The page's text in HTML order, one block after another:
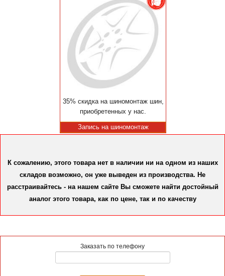
35% скидка на шиномонтаж шин,
приобретенных у нас.
Запись на шиномонтаж
К сожалению, этого товара нет в наличии ни на одном из наших
складов возможно, он уже выведен из производства. Не
расстраивайтесь - на нашем сайте Вы сможете найти достойный
аналог этого товара, как по цене, так и по качеству
Заказать по телефону